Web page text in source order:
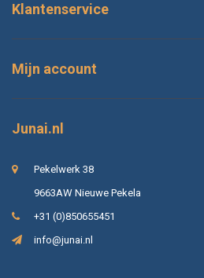
Klantenservice
Mijn account
Junai.nl
Pekelwerk 38
9663AW Nieuwe Pekela
+31 (0)850655451
info@junai.nl